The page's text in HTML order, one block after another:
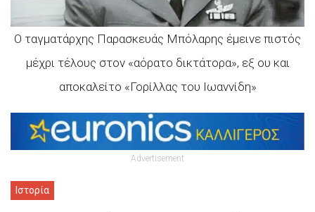
Ο ταγματάρχης Παρασκευάς Μπόλαρης έμεινε πιστός
μέχρι τέλους στον «αόρατο δικτάτορα», εξ ου και
αποκαλείτο «Γορίλλας του Ιωαννίδη»
Advertisement
Ιστορία